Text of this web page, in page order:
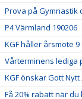
Prova på Gymnastik
P4 Värmland 190206
KGF håller årsmöte 9
Vårterminens lediga
KGF önskar Gott Nytt
Få 20% rabatt när